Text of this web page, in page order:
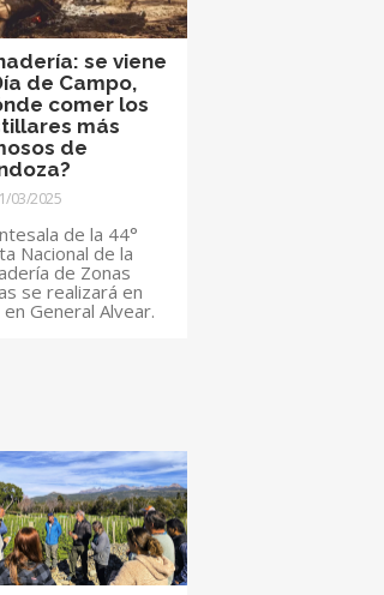
se viene
de Campo,
comer los
más
de
03/2025
de la 44°
Nacional de la
de Zonas
se realizará en
General Alvear.